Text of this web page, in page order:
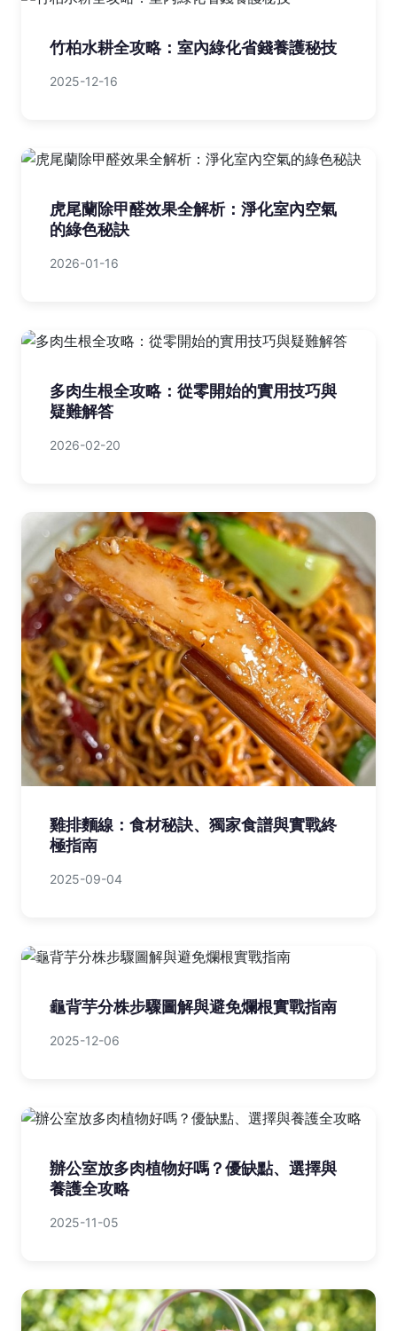
竹柏水耕全攻略：室內綠化省錢養護秘技
2025-12-16
虎尾蘭除甲醛效果全解析：淨化室內空氣
的綠色秘訣
2026-01-16
多肉生根全攻略：從零開始的實用技巧與
疑難解答
2026-02-20
雞排麵線：食材秘訣、獨家食譜與實戰終
極指南
2025-09-04
龜背芋分株步驟圖解與避免爛根實戰指南
2025-12-06
辦公室放多肉植物好嗎？優缺點、選擇與
養護全攻略
2025-11-05